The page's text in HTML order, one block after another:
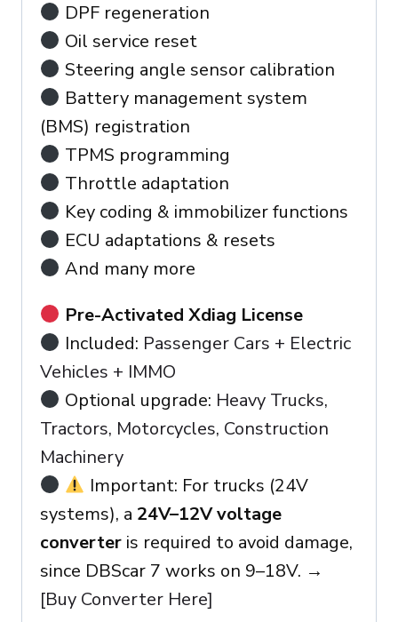
DPF regeneration
Oil service reset
Steering angle sensor calibration
Battery management system
(BMS) registration
TPMS programming
Throttle adaptation
Key coding & immobilizer functions
ECU adaptations & resets
And many more
Pre-Activated Xdiag License
Included: Passenger Cars + Electric
Vehicles + IMMO
Optional upgrade: Heavy Trucks,
Tractors, Motorcycles, Construction
Machinery
Important: For trucks (24V
systems), a 24V–12V voltage
converter is required to avoid damage,
since DBScar 7 works on 9–18V. →
[Buy Converter Here]